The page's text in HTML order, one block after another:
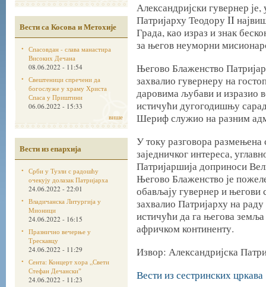
Вести са Косова и Метохије
Спасовдан - слава манастира
Високих Дечана
08.06.2022 - 11:54
Свештеници спречени да
богослуже у храму Христа
Спаса у Приштини
06.06.2022 - 15:33
више
Вести из епархија
Срби у Тузли с радошћу
очекују долазак Патријарха
24.06.2022 - 22:01
Владичанска Литургија у
Мионици
24.06.2022 - 16:15
Празнично вечерње у
Трескавцу
24.06.2022 - 11:29
Сента: Концерт хора „Свети
Стефан Дечанскиˮ
24.06.2022 - 11:23
Александријски гувернер
Патријарху Теодору II
Града, као израз и знак
за његов неуморни
Његово Блаженство
захвалио гувернеру на
даровима љубави и изразио
истичући дугогодишњу
Шериф служио на разним
У току разговора
заједничког интереса,
Патријаршија доприноси
Његово Блаженство је
обављају гувернер и његови
захвалио Патријарху на
истичући да га његова
афричком континенту.
Извор: Александријска
Вести из сестринских цркава